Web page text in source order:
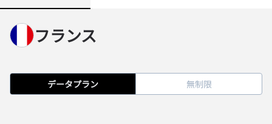
フランス
データプラン 無制限